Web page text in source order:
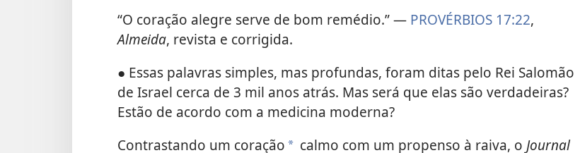
“O coração alegre serve de bom remédio.” — PROVÉRBIOS 17:22,
Almeida, revista e corrigida.
● Essas palavras simples, mas profundas, foram ditas pelo Rei Salomão
de Israel cerca de 3 mil anos atrás. Mas será que elas são verdadeiras?
Estão de acordo com a medicina moderna?
Contrastando um coração * calmo com um propenso à raiva, o Journal